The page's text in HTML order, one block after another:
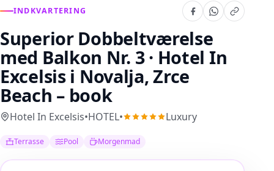
INDKVARTERING
Superior Dobbeltværelse
med Balkon Nr. 3 · Hotel In
Excelsis i Novalja, Zrce
Beach – book
Hotel In Excelsis•HOTEL• Luxury
Terrasse Pool Morgenmad